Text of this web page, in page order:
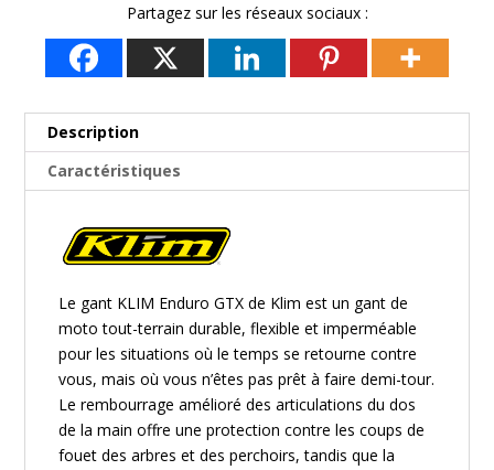
Partagez sur les réseaux sociaux :
Description
Caractéristiques
Le gant KLIM Enduro GTX de Klim est un gant de
moto tout-terrain durable, flexible et imperméable
pour les situations où le temps se retourne contre
vous, mais où vous n’êtes pas prêt à faire demi-tour.
Le rembourrage amélioré des articulations du dos
de la main offre une protection contre les coups de
fouet des arbres et des perchoirs, tandis que la